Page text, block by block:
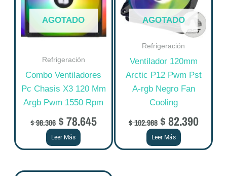
AGOTADO
Refrigeración
Combo Ventiladores
Pc Chasis X3 120 Mm
Argb Pwm 1550 Rpm
$98.306 $78.645
Leer Más
AGOTADO
Refrigeración
Ventilador 120mm
Arctic P12 Pwm Pst
A-rgb Negro Fan
Cooling
$102.988 $82.390
Leer Más